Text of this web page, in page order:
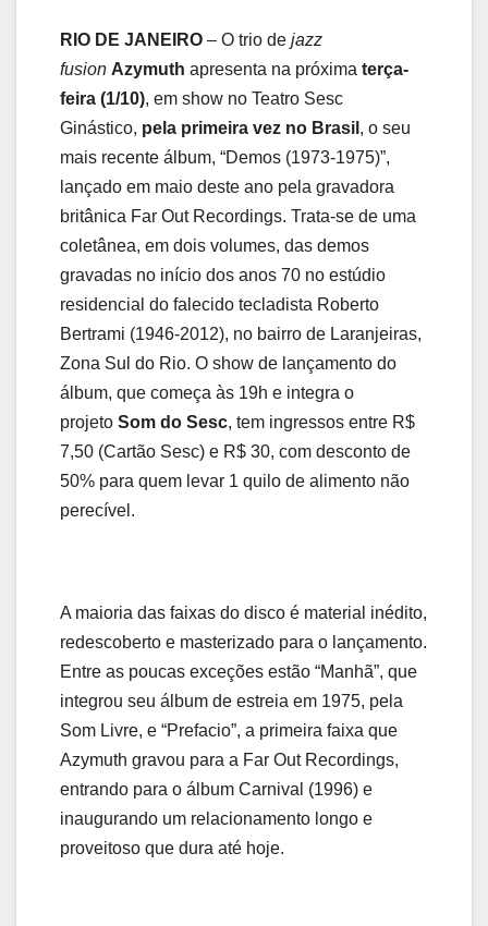
RIO DE JANEIRO – O trio de jazz
fusion Azymuth apresenta na próxima terça-
feira (1/10), em show no Teatro Sesc
Ginástico, pela primeira vez no Brasil , o seu
mais recente álbum, “Demos (1973-1975)”,
lançado em maio deste ano pela gravadora
britânica Far Out Recordings. Trata-se de uma
coletânea, em dois volumes, das demos
gravadas no início dos anos 70 no estúdio
residencial do falecido tecladista Roberto
Bertrami (1946-2012), no bairro de Laranjeiras,
Zona Sul do Rio. O show de lançamento do
álbum, que começa às 19h e integra o
projeto Som do Sesc, tem ingressos entre R$
7,50 (Cartão Sesc) e R$ 30, com desconto de
50% para quem levar 1 quilo de alimento não
perecível.
A maioria das faixas do disco é material inédito,
redescoberto e masterizado para o lançamento.
Entre as poucas exceções estão “Manhã”, que
integrou seu álbum de estreia em 1975, pela
Som Livre, e “Prefacio”, a primeira faixa que
Azymuth gravou para a Far Out Recordings,
entrando para o álbum Carnival (1996) e
inaugurando um relacionamento longo e
proveitoso que dura até hoje.